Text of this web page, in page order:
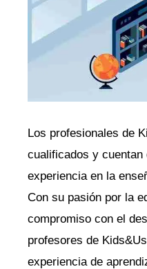
Los profesionales de
cualificados y cuentan
experiencia en la
Con su pasión por la
compromiso con el
profesores de
experiencia de